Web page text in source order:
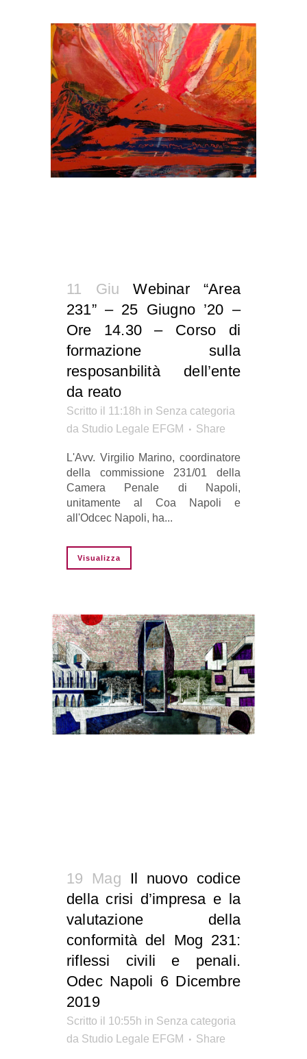
11 Giu
Webinar “Area
231” – 25 Giugno ’20 –
Ore 14.30 – Corso di
formazione sulla
resposanbilità dell’ente
da reato
Scritto il 11:18h in Senza categoria
da Studio Legale EFGM Share
L'Avv. Virgilio Marino, coordinatore
della commissione 231/01 della
Camera Penale di Napoli,
unitamente al Coa Napoli e
all'Odcec Napoli, ha...
Visualizza
19 Mag
Il nuovo codice
della crisi d’impresa e la
valutazione della
conformità del Mog 231:
riflessi civili e penali.
Odec Napoli 6 Dicembre
2019
Scritto il 10:55h in Senza categoria
da Studio Legale EFGM Share